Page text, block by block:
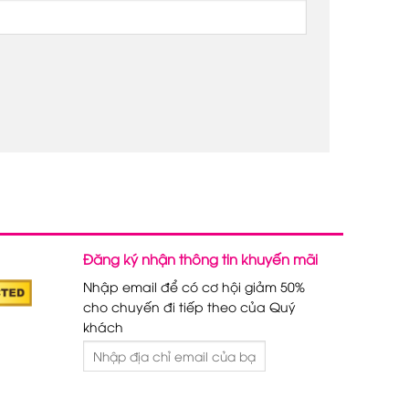
Đăng ký nhận thông tin khuyến mãi
Nhập email để có cơ hội giảm 50%
cho chuyến đi tiếp theo của Quý
khách